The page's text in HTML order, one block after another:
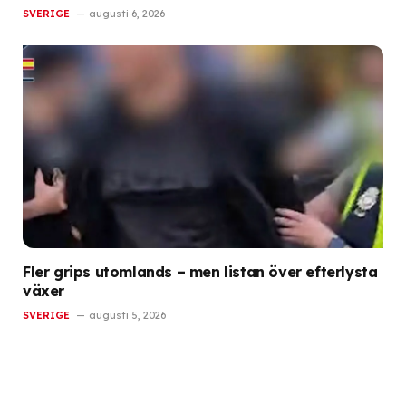
SVERIGE augusti 6, 2026
Fler grips utomlands – men listan över efterlysta
växer
SVERIGE augusti 5, 2026